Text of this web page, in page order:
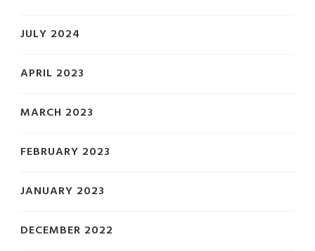
JULY 2024
APRIL 2023
MARCH 2023
FEBRUARY 2023
JANUARY 2023
DECEMBER 2022